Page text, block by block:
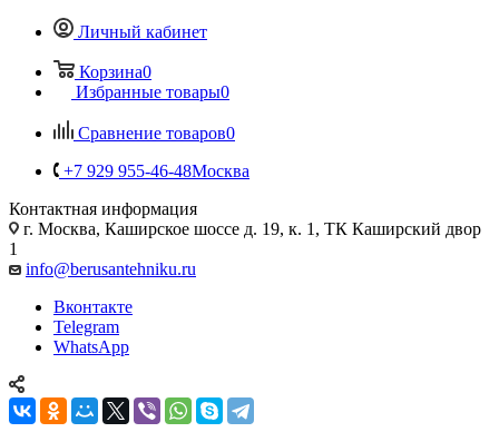
Личный кабинет
Корзина0
Избранные товары0
Сравнение товаров0
+7 929 955-46-48Москва
Контактная информация
г. Москва, Каширское шоссе д. 19, к. 1, ТК Каширский двор
1
info@berusantehniku.ru
Вконтакте
Telegram
WhatsApp